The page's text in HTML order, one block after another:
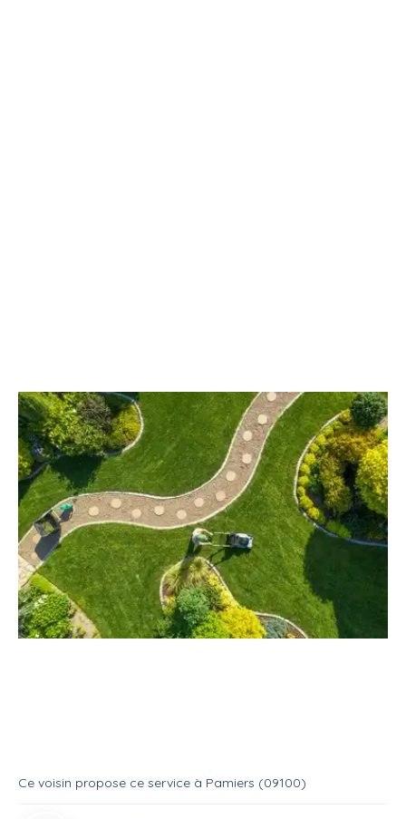
Service Jardinage Espace vert
Propose service tous genre
Service Entretien espace vert
Ce voisin propose ce service à Pamiers (09100)